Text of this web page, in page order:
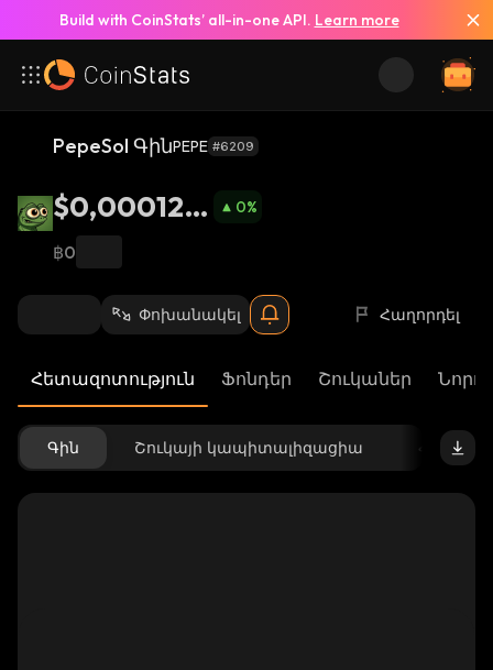
Build with CoinStats’ all-in-one API. Learn more
PepeSol ԳինPEPE #6209
$0,000126
4
0%
฿0
Փոխանակել Հաղորդել
Հետազոտություն Ֆոնդեր Շուկաներ
Գին Շուկայի կապիտալիզացիա